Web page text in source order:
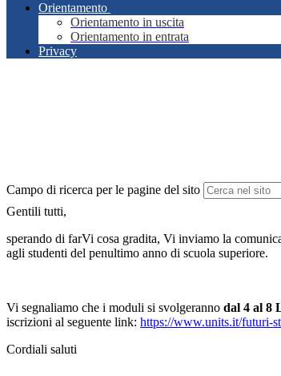
Orientamento
Orientamento in uscita
Orientamento in entrata
Privacy
Campo di ricerca per le pagine del sito
Gentili tutti,
sperando di farVi cosa gradita, Vi inviamo la
agli studenti del penultimo anno di scuola superiore.
Vi segnaliamo che i moduli si svolgeranno dal 4 al 8
iscrizioni al seguente link: https://www.units.it/futuri-
Cordiali saluti